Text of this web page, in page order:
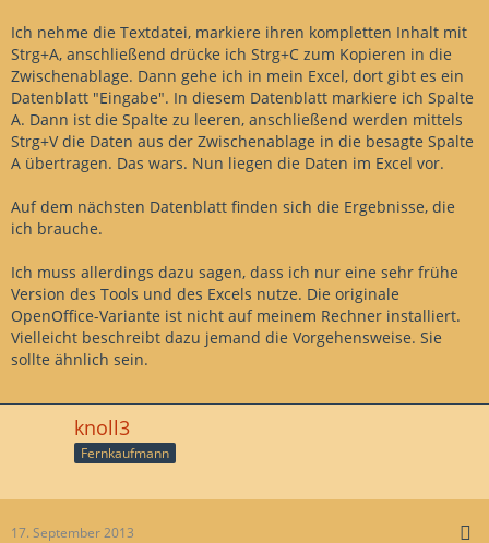
Ich nehme die Textdatei, markiere ihren kompletten Inhalt mit
Strg+A, anschließend drücke ich Strg+C zum Kopieren in die
Zwischenablage. Dann gehe ich in mein Excel, dort gibt es ein
Datenblatt "Eingabe". In diesem Datenblatt markiere ich Spalte
A. Dann ist die Spalte zu leeren, anschließend werden mittels
Strg+V die Daten aus der Zwischenablage in die besagte Spalte
A übertragen. Das wars. Nun liegen die Daten im Excel vor.
Auf dem nächsten Datenblatt finden sich die Ergebnisse, die
ich brauche.
Ich muss allerdings dazu sagen, dass ich nur eine sehr frühe
Version des Tools und des Excels nutze. Die originale
OpenOffice-Variante ist nicht auf meinem Rechner installiert.
Vielleicht beschreibt dazu jemand die Vorgehensweise. Sie
sollte ähnlich sein.
knoll3
Fernkaufmann
17. September 2013